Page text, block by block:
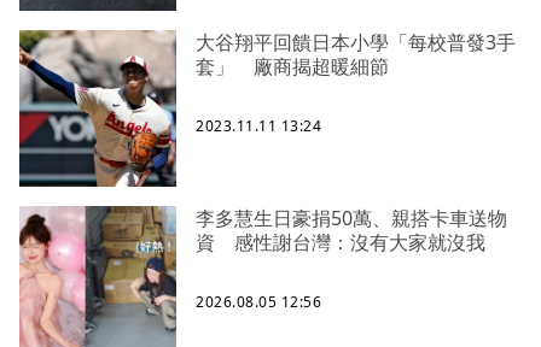
大谷翔平回饋日本小學「每校普發3手
套」 廠商揭超暖細節
2023.11.11 13:24
李多慧生日豪捐50萬、親搭卡車送物
資 感性謝台灣：沒有大家就沒我
2026.08.05 12:56